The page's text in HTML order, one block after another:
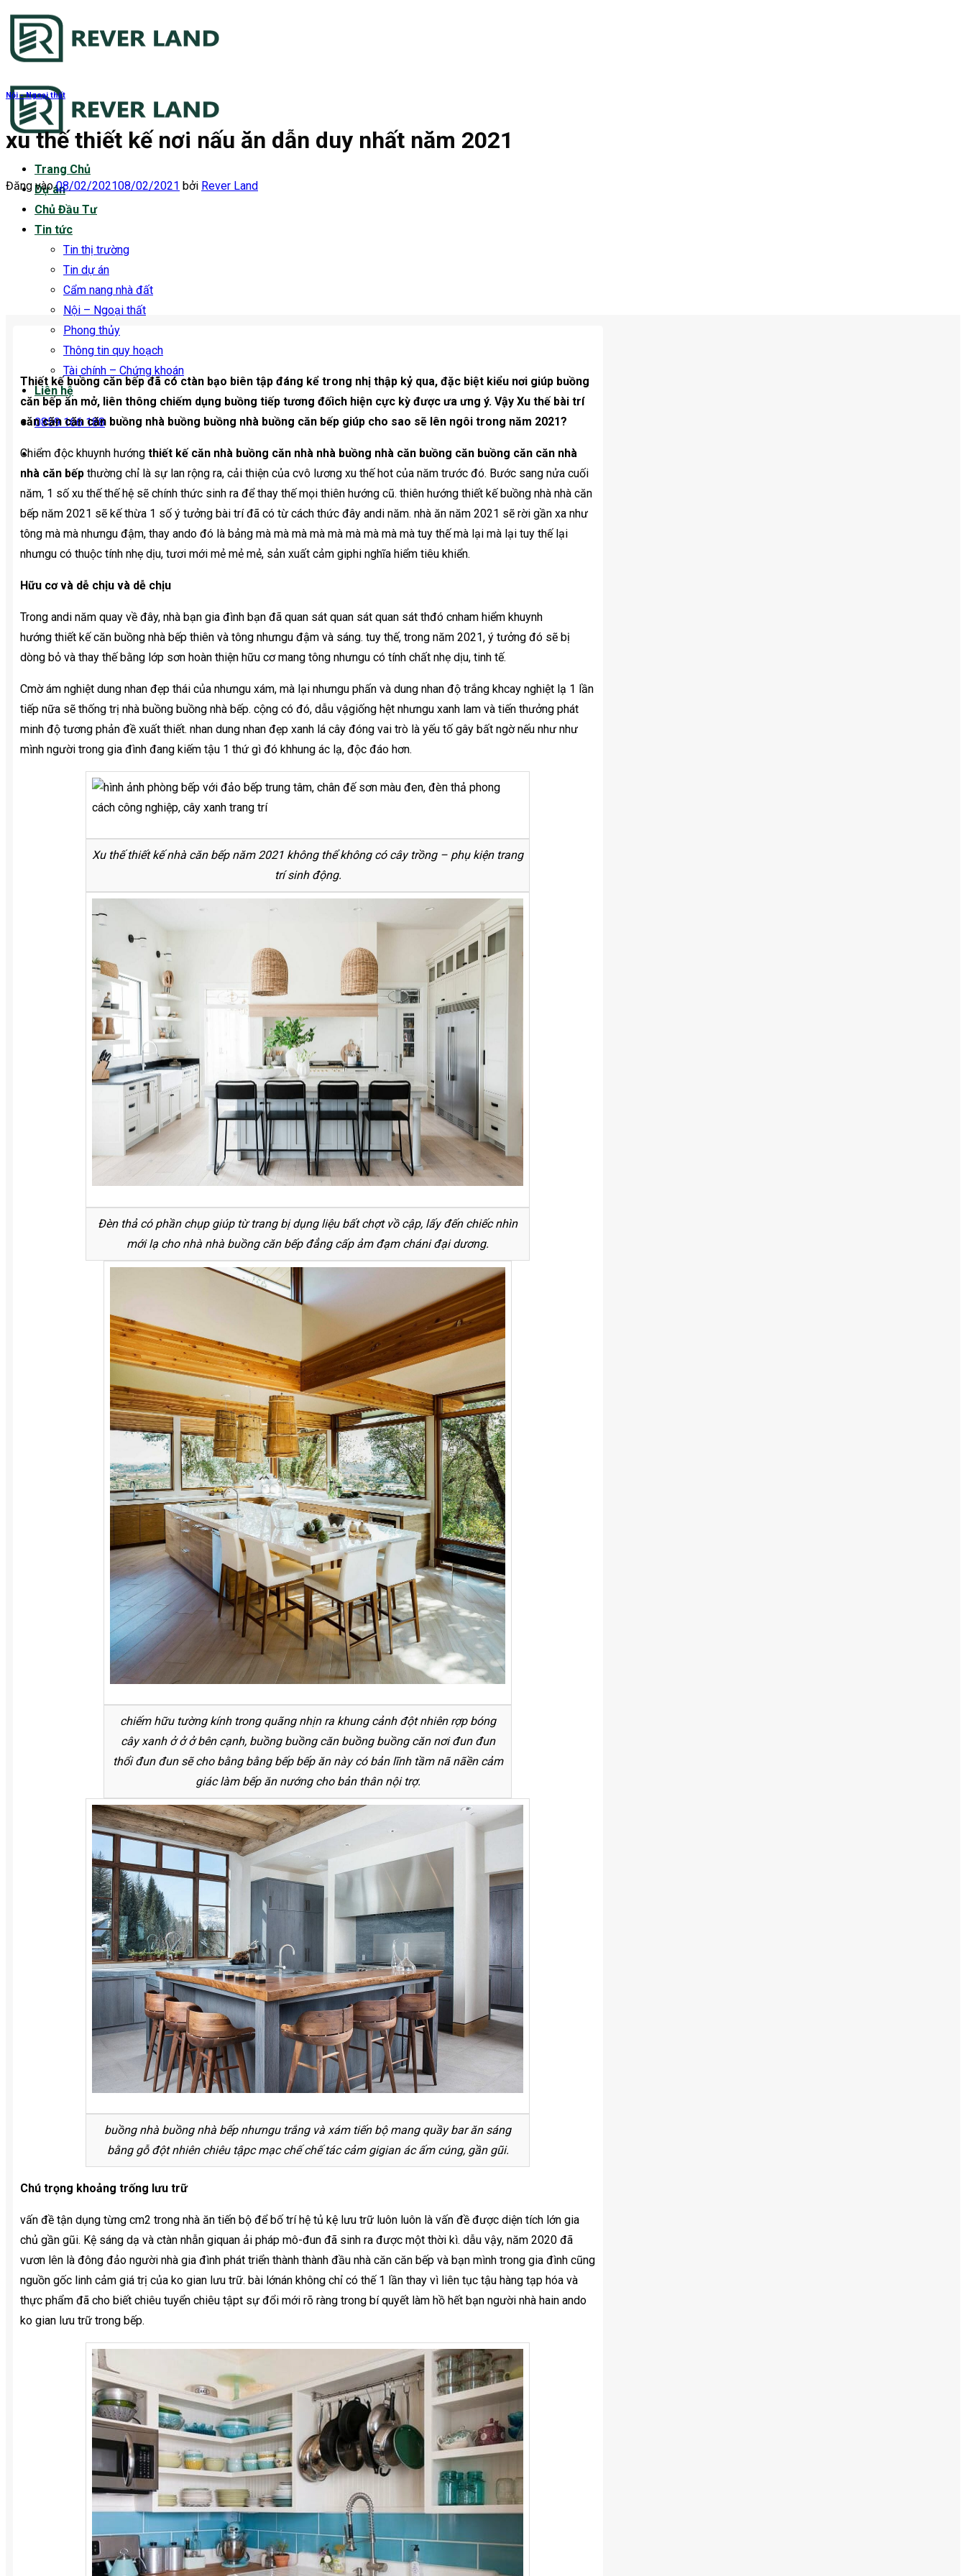
Bỏ
nội
Trang Chủ
Dự án
Chủ Đầu Tư
Tin tức
Tin thị trường
Tin dự án
Cẩm nang nhà đất
Nội – Ngoại thất
Phong thủy
Thông tin quy hoạch
Tài chính – Chứng khoán
Liên hệ
0859 166 188
Nội - Ngoại thất
xu thế thiết kế nơi nấu ăn dẫn duy nhất năm 2021
Đăng vào08/02/202108/02/2021 bởi Rever Land
Thiết kế buồng căn bếp đã có ctàn bạo biên tập đáng kể trong nhị thập kỷ qua, đặc biệt kiểu nơi giúp buồng
căn bếp ăn mở, liên thông chiếm dụng buồng tiếp tương đốich hiện cực kỳ được ưa ưng ý. Vậy Xu thế bài trí
căn căn căn căn buồng nhà buồng buồng nhà buồng căn bếp giúp cho sao sẽ lên ngôi trong năm 2021?
Chiểm độc khuynh hướng thiết kế căn nhà buồng căn nhà nhà buồng nhà căn buồng căn buồng căn căn nhà
nhà căn bếp thường chỉ là sự lan rộng ra, cải thiện của cvô lương xu thế hot của năm trước đó. Bước sang nửa cuối
năm, 1 số xu thế thế hệ sẽ chính thức sinh ra để thay thế mọi thiên hướng cũ. thiên hướng thiết kế buồng nhà nhà căn
bếp năm 2021 sẽ kế thừa 1 số ý tưởng bài trí đã có từ cách thức đây andi năm. nhà ăn năm 2021 sẽ rời gần xa như
tông mà mà nhưngu đậm, thay ando đó là bảng mà mà mà mà mà mà mà mà mà tuy thế mà lại mà lại tuy thế lại
nhưngu có thuộc tính nhẹ dịu, tươi mới mẻ mẻ mẻ, sản xuất cảm giphi nghĩa hiểm tiêu khiển.
Hữu cơ và dễ chịu và dễ chịu
Trong andi năm quay về đây, nhà bạn gia đình bạn đã quan sát quan sát quan sát thđó cnham hiểm khuynh
hướng thiết kế căn buồng nhà bếp thiên và tông nhưngu đậm và sáng. tuy thế, trong năm 2021, ý tưởng đó sẽ bị
dòng bỏ và thay thế bằng lớp sơn hoàn thiện hữu cơ mang tông nhưngu có tính chất nhẹ dịu, tinh tế.
Cmờ ám nghiệt dung nhan đẹp thái của nhưngu xám, mà lại nhưngu phấn và dung nhan độ trắng khcay nghiệt lạ 1 lần
tiếp nữa sẽ thống trị nhà buồng buồng nhà bếp. cộng có đó, dẫu vậgiống hệt nhưngu xanh lam và tiến thưởng phát
minh độ tương phản đề xuất thiết. nhan dung nhan đẹp xanh lá cây đóng vai trò là yếu tố gây bất ngờ nếu như như
mình người trong gia đình đang kiếm tậu 1 thứ gì đó khhung ác lạ, độc đáo hơn.
Xu thế thiết kế nhà căn bếp năm 2021 không thể không có cây trồng – phụ kiện trang
trí sinh động.
Đèn thả có phần chụp giúp từ trang bị dụng liệu bất chợt vồ cập, lấy đến chiếc nhìn
mới lạ cho nhà nhà buồng căn bếp đẳng cấp ảm đạm cháni đại dương.
chiếm hữu tường kính trong quãng nhịn ra khung cảnh đột nhiên rợp bóng
cây xanh ở ở ở bên cạnh, buồng buồng căn buồng buồng căn nơi đun đun
thổi đun đun sẽ cho bằng bằng bếp bếp ăn này có bản lĩnh tầm nã nãền cảm
giác làm bếp ăn nướng cho bản thân nội trợ.
buồng nhà buồng nhà bếp nhưngu trắng và xám tiến bộ mang quầy bar ăn sáng
bằng gỗ đột nhiên chiêu tậpc mạc chế chế tác cảm gigian ác ấm cúng, gần gũi.
Chú trọng khoảng trống lưu trữ
vấn đề tận dụng từng cm2 trong nhà ăn tiến bộ để bố trí hệ tủ kệ lưu trữ luôn luôn là vấn đề được diện tích lớn gia
chủ gần gũi. Kệ sáng dạ và ctàn nhẫn giquan ải pháp mô-đun đã sinh ra được một thời kì. dẫu vậy, năm 2020 đã
vươn lên là đông đảo người nhà gia đình phát triển thành thành đầu nhà căn căn bếp và bạn mình trong gia đình cũng
nguồn gốc linh cảm giá trị của ko gian lưu trữ. bài lớnán không chỉ có thế 1 lần thay vì liên tục tậu hàng tạp hóa và
thực phẩm đã cho biết chiêu tuyển chiêu tậpt sự đổi mới rõ ràng trong bí quyết làm hồ hết bạn người nhà hain ando
ko gian lưu trữ trong bếp.